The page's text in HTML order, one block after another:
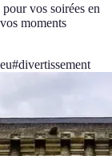
vos soirées en
moments
#divertissement